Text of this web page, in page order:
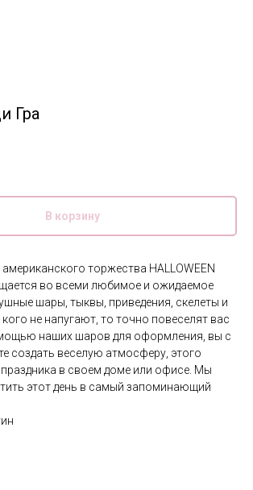
Гра
В корзину
торжества HALLOWEEN
во всеми любимое и ожидаемое
шары, тыквы, приведения, скелеты и
кого не напугают, то точно повеселят вас
наших шаров для оформления, вы с
создать веселую атмосферу, этого
в своем доме или офисе. Мы
этот день в самый запоминающий